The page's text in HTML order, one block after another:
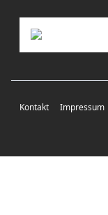
Kontakt Impressum